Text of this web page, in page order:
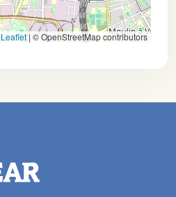
Leaflet | © OpenStreetMap contributors